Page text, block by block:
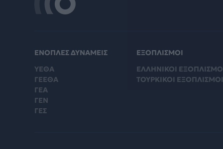
ΕΝΟΠΛΕΣ ΔΥΝΑΜΕΙΣ
ΥΕΘΑ
ΓΕΕΘΑ
ΓΕΑ
ΓΕΝ
ΓΕΣ
ΕΞΟΠΛΙΣΜΟΙ
ΕΛΛΗΝΙΚΟΙ
ΤΟΥΡΚΙΚΟΙ ΕΞΟΠΛΙΣΜΟΙ